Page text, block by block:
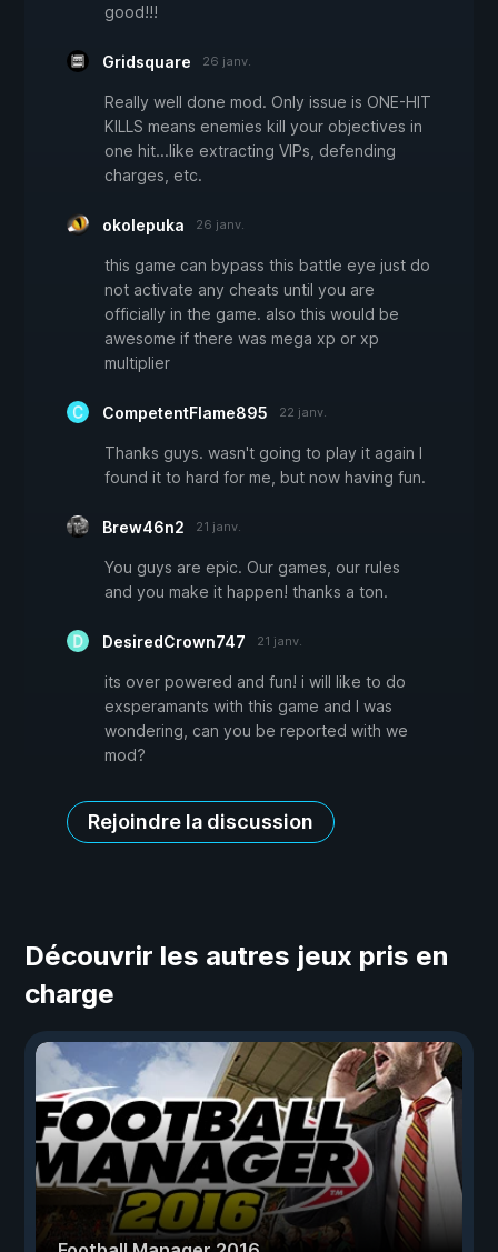
good!!!
Gridsquare 26 janv.
Really well done mod. Only issue is ONE-HIT
KILLS means enemies kill your objectives in
one hit...like extracting VIPs, defending
charges, etc.
okolepuka 26 janv.
this game can bypass this battle eye just do
not activate any cheats until you are
officially in the game. also this would be
awesome if there was mega xp or xp
multiplier
CompetentFlame895 22 janv.
Thanks guys. wasn't going to play it again I
found it to hard for me, but now having fun.
Brew46n2 21 janv.
You guys are epic. Our games, our rules
and you make it happen! thanks a ton.
DesiredCrown747 21 janv.
its over powered and fun! i will like to do
exsperamants with this game and I was
wondering, can you be reported with we
mod?
Rejoindre la discussion
Découvrir les autres jeux pris en
charge